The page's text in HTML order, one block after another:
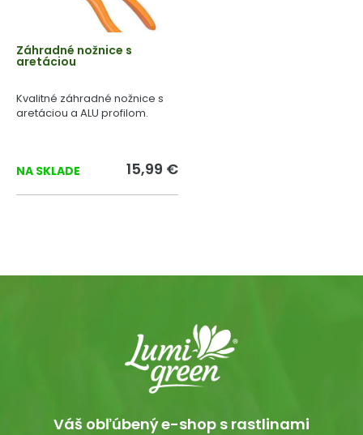
Záhradné nožnice s
aretáciou
Kvalitné záhradné nožnice s
aretáciou a ALU profilom.
NA SKLADE 15,99 €
Váš obľúbený e-shop s rastlinami